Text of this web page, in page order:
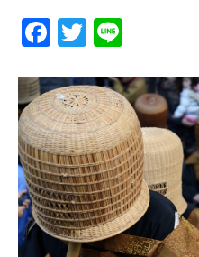
F
a
c
e
b
o
o
k
T
w
itt
er
e